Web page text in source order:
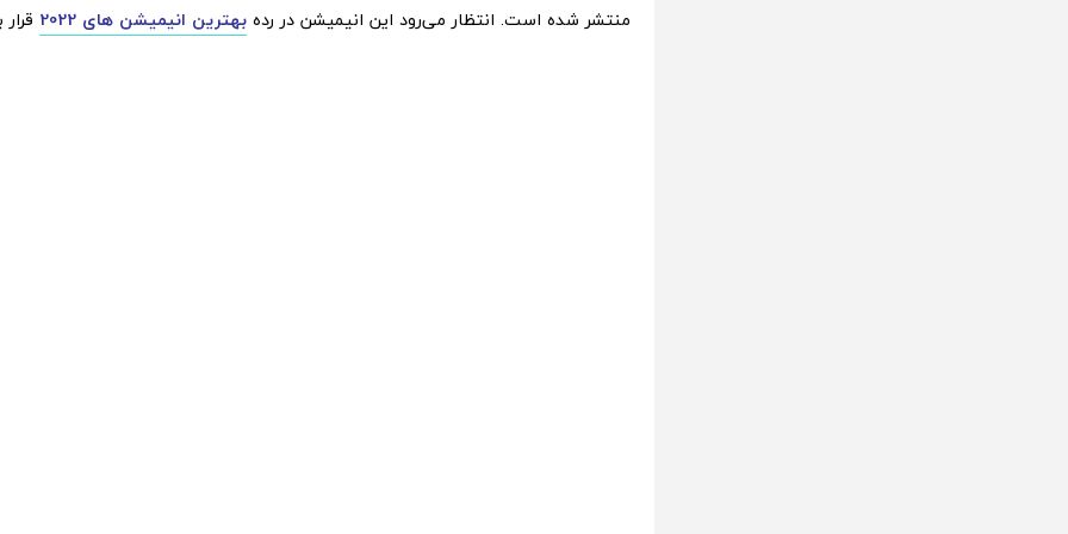
منتشر شده است. انتظار می‌رود این انیمیشن در رده بهترین انیمیشن های 2022